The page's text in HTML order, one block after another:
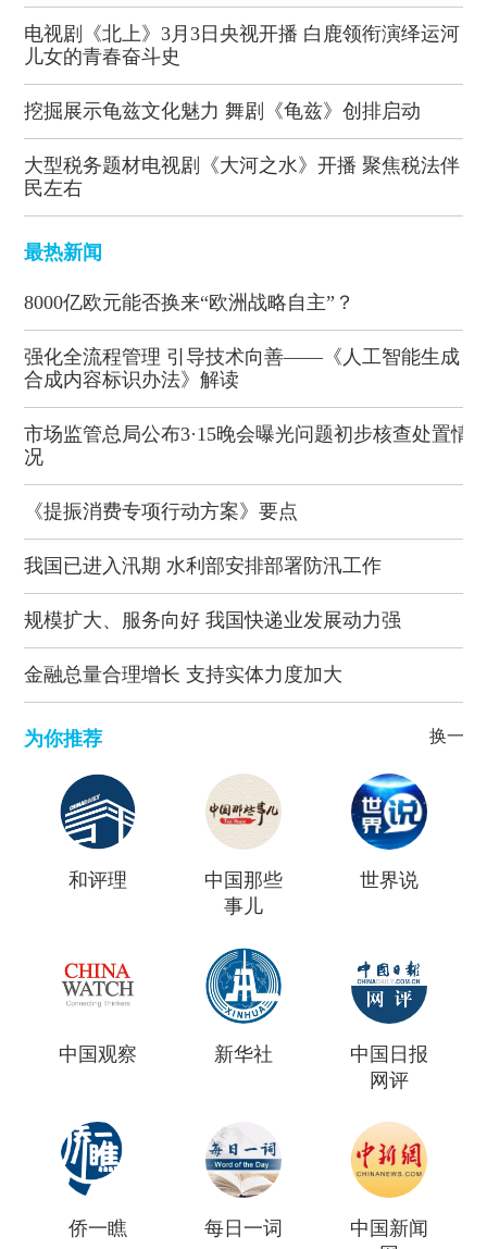
电视剧《北上》3月3日央视开播 白鹿领衔演绎运河
儿女的青春奋斗史
挖掘展示龟兹文化魅力 舞剧《龟兹》创排启动
大型税务题材电视剧《大河之水》开播 聚焦税法伴
民左右
最热新闻
8000亿欧元能否换来“欧洲战略自主”？
强化全流程管理 引导技术向善——《人工智能生成
合成内容标识办法》解读
市场监管总局公布3·15晚会曝光问题初步核查处置情
况
《提振消费专项行动方案》要点
我国已进入汛期 水利部安排部署防汛工作
规模扩大、服务向好 我国快递业发展动力强
金融总量合理增长 支持实体力度加大
为你推荐 换一批
和评理
中国那些
事儿
世界说
中国观察 新华社
中国日报
网评
侨一瞧 每日一词
中国新闻